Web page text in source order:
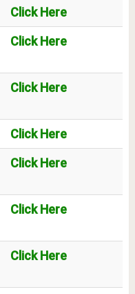
Click Here
Click Here
Click Here
Click Here
Click Here
Click Here
Click Here